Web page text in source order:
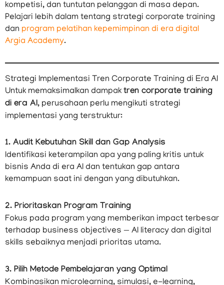
kompetisi, dan tuntutan pelanggan di masa depan.
Pelajari lebih dalam tentang strategi corporate training
dan program pelatihan kepemimpinan di era digital
Argia Academy.
Strategi Implementasi Tren Corporate Training di Era AI
Untuk memaksimalkan dampak tren corporate training
di era AI, perusahaan perlu mengikuti strategi
implementasi yang terstruktur:
1. Audit Kebutuhan Skill dan Gap Analysis
Identifikasi keterampilan apa yang paling kritis untuk
bisnis Anda di era AI dan tentukan gap antara
kemampuan saat ini dengan yang dibutuhkan.
2. Prioritaskan Program Training
Fokus pada program yang memberikan impact terbesar
terhadap business objectives — AI literacy dan digital
skills sebaiknya menjadi prioritas utama.
3. Pilih Metode Pembelajaran yang Optimal
Kombinasikan microlearning, simulasi, e-learning,